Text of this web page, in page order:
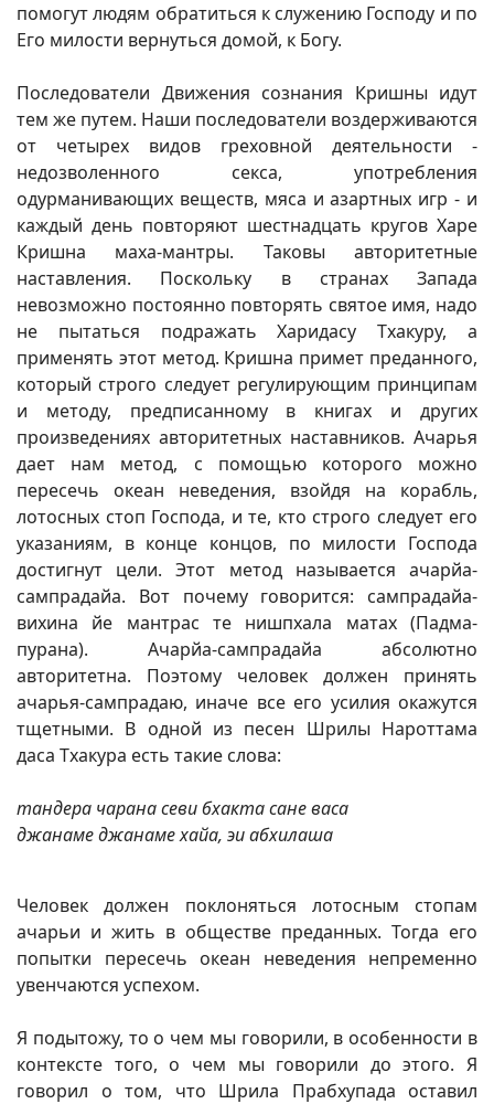
помогут людям обратиться к служению Господу и по
Его милости вернуться домой, к Богу.
Последователи Движения сознания Кришны идут
тем же путем. Наши последователи воздерживаются
от четырех видов греховной деятельности -
недозволенного секса, употребления
одурманивающих веществ, мяса и азартных игр - и
каждый день повторяют шестнадцать кругов Харе
Кришна маха-мантры. Таковы авторитетные
наставления. Поскольку в странах Запада
невозможно постоянно повторять святое имя, надо
не пытаться подражать Харидасу Тхакуру, а
применять этот метод. Кришна примет преданного,
который строго следует регулирующим принципам
и методу, предписанному в книгах и других
произведениях авторитетных наставников. Ачарья
дает нам метод, с помощью которого можно
пересечь океан неведения, взойдя на корабль,
лотосных стоп Господа, и те, кто строго следует его
указаниям, в конце концов, по милости Господа
достигнут цели. Этот метод называется ачарйа-
сампрадайа. Вот почему говорится: сампрадайа-
вихина йе мантрас те нишпхала матах (Падма-
пурана). Ачарйа-сампрадайа абсолютно
авторитетна. Поэтому человек должен принять
ачарья-сампрадаю, иначе все его усилия окажутся
тщетными. В одной из песен Шрилы Нароттама
даса Тхакура есть такие слова:
тандера чарана севи бхакта сане васа
джанаме джанаме хайа, эи абхилаша
Человек должен поклоняться лотосным стопам
ачарьи и жить в обществе преданных. Тогда его
попытки пересечь океан неведения непременно
увенчаются успехом.
Я подытожу, то о чем мы говорили, в особенности в
контексте того, о чем мы говорили до этого. Я
говорил о том, что Шрила Прабхупада оставил